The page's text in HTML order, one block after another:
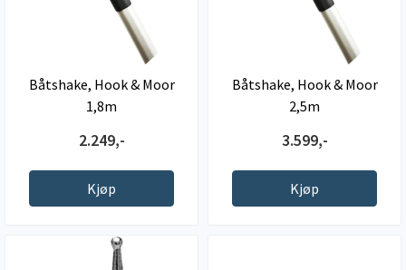
Båtshake, Hook & Moor
1,8m
2.249,-
Kjøp
Båtshake, Hook & Moor
2,5m
3.599,-
Kjøp